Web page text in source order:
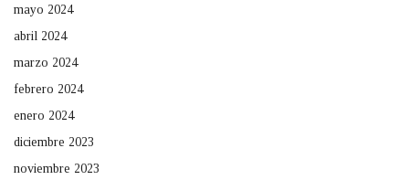
mayo 2024
abril 2024
marzo 2024
febrero 2024
enero 2024
diciembre 2023
noviembre 2023